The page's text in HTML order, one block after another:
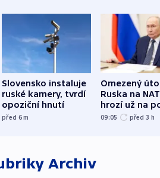
Slovensko instaluje
ruské kamery, tvrdí
opoziční hnutí
před 6m
Omezený
Ruska na
hrozí už na
varují tajné
09:05 před 3 h
Archiv